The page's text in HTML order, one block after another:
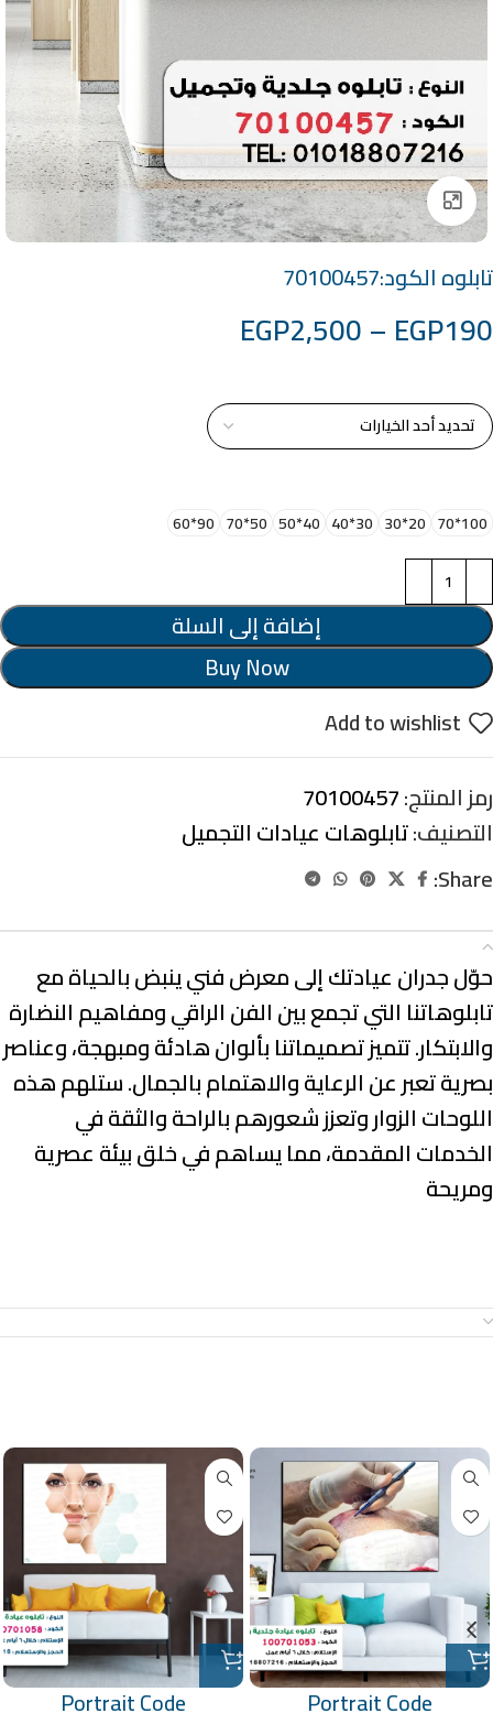
Click to enlarge
تابلوه الكود:70100457
EGP190
–
EGP2,500
100*70
20*30
30*40
40*50
50*70
90*60
إضافة إلى السلة
Buy Now
Add to wishlist
رمز المنتج:70100457
التصنيف:تابلوهات عيادات التجميل
Share:
حوّل جدران عيادتك إلى معرض فني ينبض بالحياة مع
تابلوهاتنا التي تجمع بينالفن الراقي ومفاهيم النضارة
والابتكار. تتميز تصميماتنا بألوان هادئة ومبهجة، وعناصر
بصرية تعبر عنالرعاية والاهتمام بالجمال. ستلهم هذه
اللوحات الزوار وتعزز شعورهم بالراحة والثقة في
الخدمات المقدمة، مما يساهم في خلق بيئة عصرية
ومريحة
Portrait Code
Portrait Code